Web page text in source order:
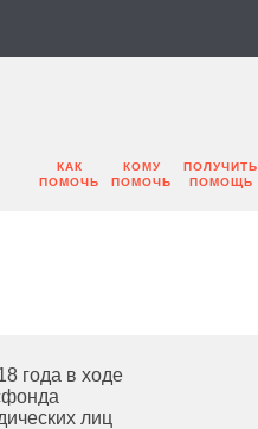
КАК
ПОМОЧЬ
КОМУ
ПОМОЧЬ
ПОЛУЧИТЬ
ПОМОЩЬ
года в ходе
лиц